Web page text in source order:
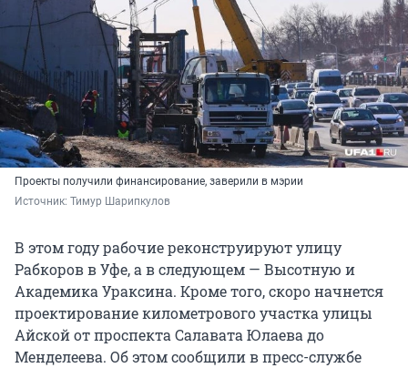
Проекты получили финансирование, заверили в мэрии
Источник: Тимур Шарипкулов
В этом году рабочие реконструируют улицу
Рабкоров в Уфе, а в следующем — Высотную и
Академика Ураксина. Кроме того, скоро начнется
проектирование километрового участка улицы
Айской от проспекта Салавата Юлаева до
Менделеева. Об этом сообщили в пресс-службе